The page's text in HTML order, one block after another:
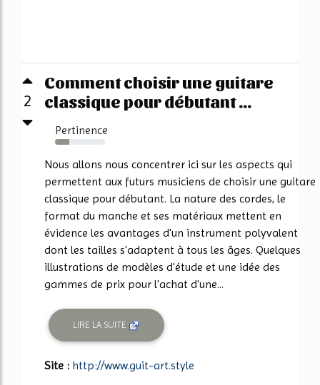
2
Comment choisir une guitare
classique pour débutant ...
Pertinence
28%
Nous allons nous concentrer ici sur les aspects qui
permettent aux futurs musiciens de choisir une guitare
classique pour débutant. La nature des cordes, le
format du manche et ses matériaux mettent en
évidence les avantages d'un instrument polyvalent
dont les tailles s'adaptent à tous les âges. Quelques
illustrations de modèles d'étude et une idée des
gammes de prix pour l'achat d'une...
LIRE LA SUITE
Site : http://www.guit-art.style